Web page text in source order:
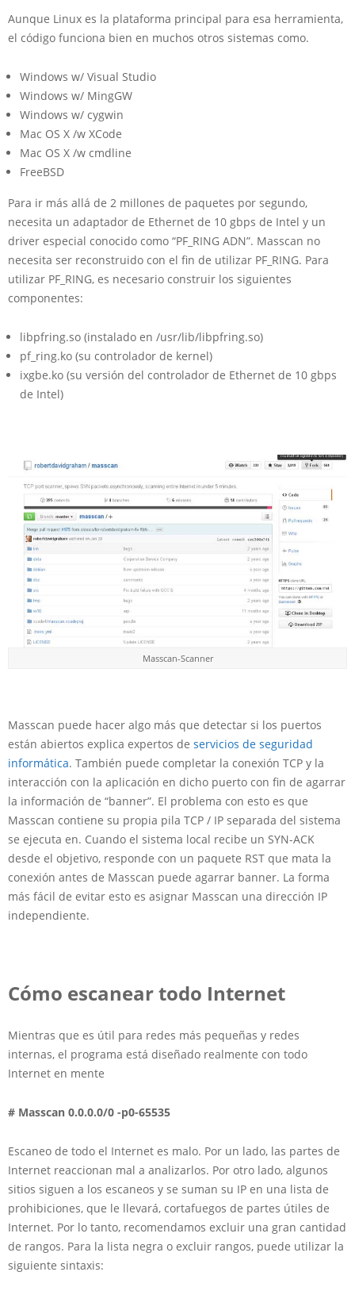
Aunque Linux es la plataforma principal para esa herramienta,
el código funciona bien en muchos otros sistemas como.
Windows w/ Visual Studio
Windows w/ MingGW
Windows w/ cygwin
Mac OS X /w XCode
Mac OS X /w cmdline
FreeBSD
Para ir más allá de 2 millones de paquetes por segundo,
necesita un adaptador de Ethernet de 10 gbps de Intel y un
driver especial conocido como “PF_RING ADN”. Masscan no
necesita ser reconstruido con el fin de utilizar PF_RING. Para
utilizar PF_RING, es necesario construir los siguientes
componentes:
libpfring.so (instalado en /usr/lib/libpfring.so)
pf_ring.ko (su controlador de kernel)
ixgbe.ko (su versión del controlador de Ethernet de 10 gbps
de Intel)
Masscan-Scanner
Masscan puede hacer algo más que detectar si los puertos
están abiertos explica expertos de servicios de seguridad
informática. También puede completar la conexión TCP y la
interacción con la aplicación en dicho puerto con fin de agarrar
la información de “banner”. El problema con esto es que
Masscan contiene su propia pila TCP / IP separada del sistema
se ejecuta en. Cuando el sistema local recibe un SYN-ACK
desde el objetivo, responde con un paquete RST que mata la
conexión antes de Masscan puede agarrar banner. La forma
más fácil de evitar esto es asignar Masscan una dirección IP
independiente.
Cómo escanear todo Internet
Mientras que es útil para redes más pequeñas y redes
internas, el programa está diseñado realmente con todo
Internet en mente
# Masscan 0.0.0.0/0 -p0-65535
Escaneo de todo el Internet es malo. Por un lado, las partes de
Internet reaccionan mal a analizarlos. Por otro lado, algunos
sitios siguen a los escaneos y se suman su IP en una lista de
prohibiciones, que le llevará, cortafuegos de partes útiles de
Internet. Por lo tanto, recomendamos excluir una gran cantidad
de rangos. Para la lista negra o excluir rangos, puede utilizar la
siguiente sintaxis: